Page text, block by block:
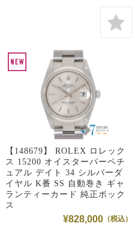
【148679】 ROLEX ロレック
ス 15200 オイスターパーペチ
ュアル デイト 34 シルバーダ
イヤル K番 SS 自動巻き ギャ
ランティーカード 純正ボック
ス
¥828,000